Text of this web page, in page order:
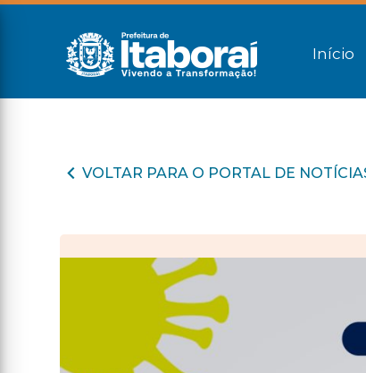
Início
VOLTAR PARA O PORTAL DE